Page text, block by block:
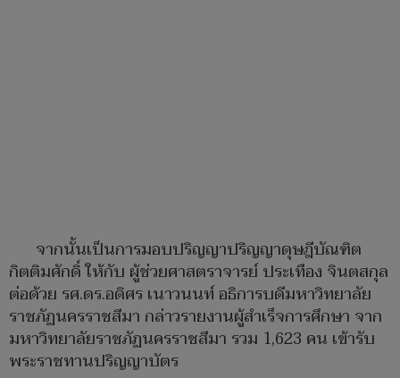
จากนั้นเป็นการมอบปริญญาปริญญาดุษฎีบัณฑิต
กิตติมศักดิ์ ให้กับ ผู้ช่วยศาสตราจารย์ ประเทือง จินตสกุล
ต่อด้วย รศ.ดร.อดิศร เนาวนนท์ อธิการบดีมหาวิทยาลัย
ราชภัฏนครราชสีมา กล่าวรายงานผู้สำเร็จการศึกษา จาก
มหาวิทยาลัยราชภัฏนครราชสีมา รวม 1,623 คน เข้ารับ
พระราชทานปริญญาบัตร